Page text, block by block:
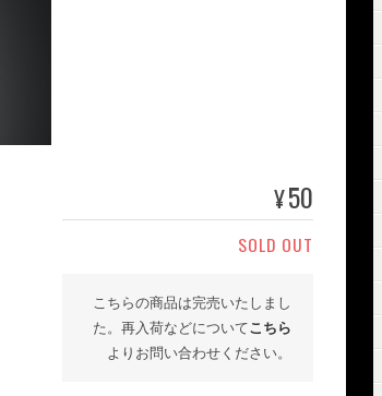
¥50
SOLD OUT
こちらの商品は完売いたしまし
た。再入荷などについてこちら
よりお問い合わせください。